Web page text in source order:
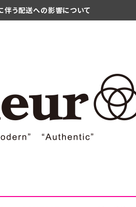
う配送への影響について